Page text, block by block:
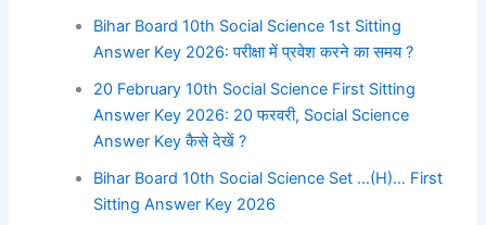
Bihar Board 10th Social Science 1st Sitting
Answer Key 2026: परीक्षा में प्रवेश करने का समय ?
20 February 10th Social Science First Sitting
Answer Key 2026: 20 फरवरी, Social Science
Answer Key कैसे देखें ?
Bihar Board 10th Social Science Set …(H)… First
Sitting Answer Key 2026